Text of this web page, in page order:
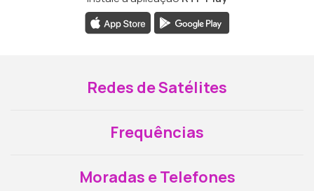
Redes de Satélites
Frequências
Moradas e Telefones